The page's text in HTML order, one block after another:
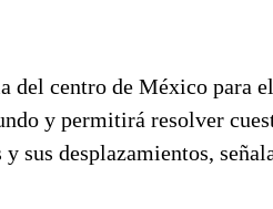
del centro de México para
y permitirá resolver
sus desplazamientos,